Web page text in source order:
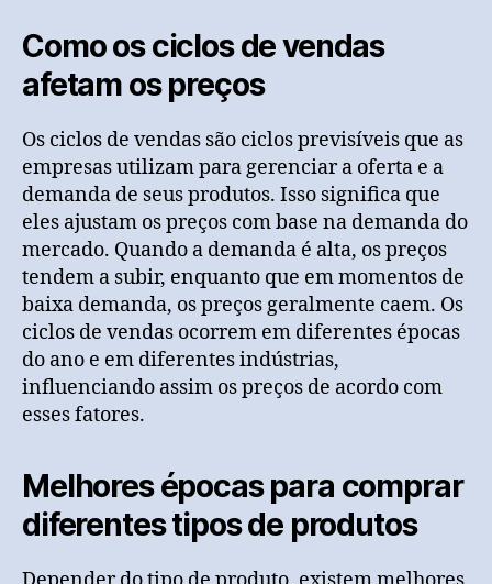
Como os ciclos de vendas
afetam os preços
Os ciclos de vendas são ciclos previsíveis que as
empresas utilizam para gerenciar a oferta e a
demanda de seus produtos. Isso significa que
eles ajustam os preços com base na demanda do
mercado. Quando a demanda é alta, os preços
tendem a subir, enquanto que em momentos de
baixa demanda, os preços geralmente caem. Os
ciclos de vendas ocorrem em diferentes épocas
do ano e em diferentes indústrias,
influenciando assim os preços de acordo com
esses fatores.
Melhores épocas para comprar
diferentes tipos de produtos